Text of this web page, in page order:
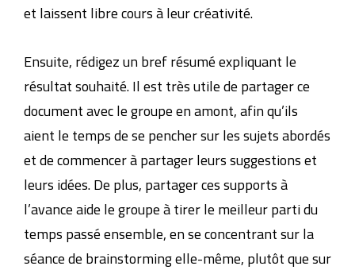
et laissent libre cours à leur créativité.
Ensuite, rédigez un bref résumé expliquant le
résultat souhaité. Il est très utile de partager ce
document avec le groupe en amont, afin qu’ils
aient le temps de se pencher sur les sujets abordés
et de commencer à partager leurs suggestions et
leurs idées. De plus, partager ces supports à
l’avance aide le groupe à tirer le meilleur parti du
temps passé ensemble, en se concentrant sur la
séance de brainstorming elle-même, plutôt que sur